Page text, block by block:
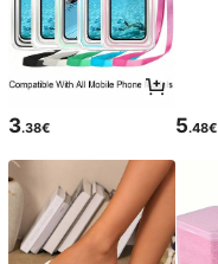
3.38€ 5.48€